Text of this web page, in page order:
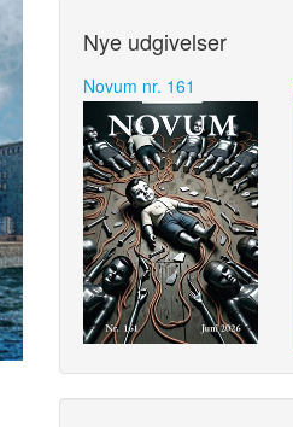
Nye udgivelser
Novum nr. 161